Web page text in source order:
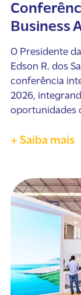
Business
O Presidente
Edson R. dos
conferência
2026,
oportunidades
+ Saiba mais